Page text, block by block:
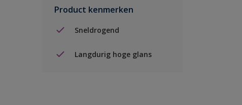
Product kenmerken
Sneldrogend
Langdurig hoge glans